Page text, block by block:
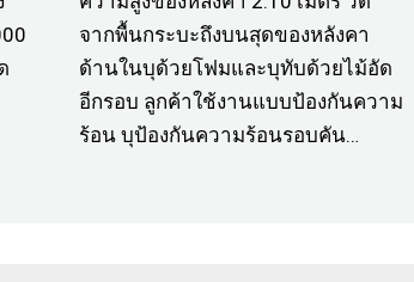
จากพื้นกระบะถึงบนสุดของหลังคา
ด้านในบุด้วยโฟมและบุทับด้วยไม้อัด
อีกรอบ ลูกค้าใช้งานแบบป้องกันความ
ร้อน บุป้องกันความร้อนรอบคัน…